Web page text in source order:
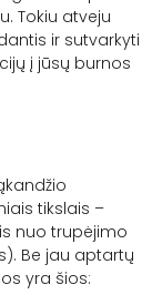
Tokiu atveju
ir sutvarkyti
į jūsų burnos
tikslais –
nuo trupėjimo
Be jau aptartų
yra šios: